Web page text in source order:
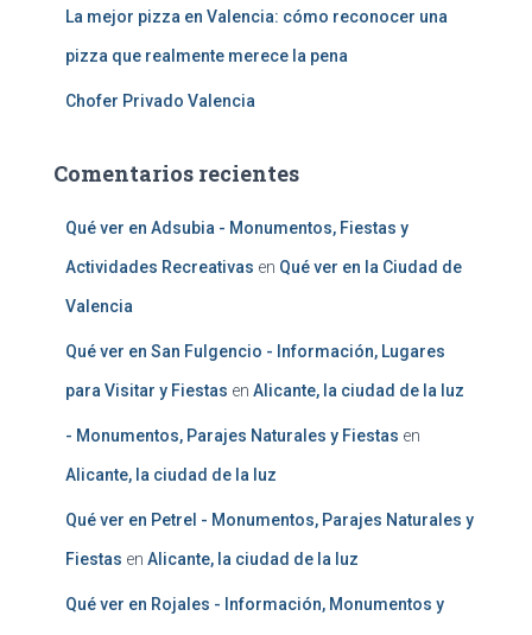
La mejor pizza en Valencia: cómo reconocer una
pizza que realmente merece la pena
Chofer Privado Valencia
Comentarios recientes
Qué ver en Adsubia - Monumentos, Fiestas y
Actividades Recreativas en Qué ver en la Ciudad de
Valencia
Qué ver en San Fulgencio - Información, Lugares
para Visitar y Fiestas en Alicante, la ciudad de la luz
- Monumentos, Parajes Naturales y Fiestas en
Alicante, la ciudad de la luz
Qué ver en Petrel - Monumentos, Parajes Naturales y
Fiestas en Alicante, la ciudad de la luz
Qué ver en Rojales - Información, Monumentos y